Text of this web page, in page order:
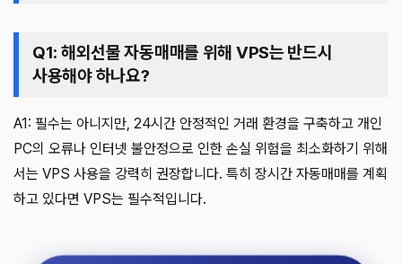
Q1: 해외선물 자동매매를 위해 VPS는 반드시
사용해야 하나요?
A1: 필수는 아니지만, 24시간 안정적인 거래 환경을 구축하고 개인
PC의 오류나 인터넷 불안정으로 인한 손실 위험을 최소화하기 위해
서는 VPS 사용을 강력히 권장합니다. 특히 장시간 자동매매를 계획
하고 있다면 VPS는 필수적입니다.